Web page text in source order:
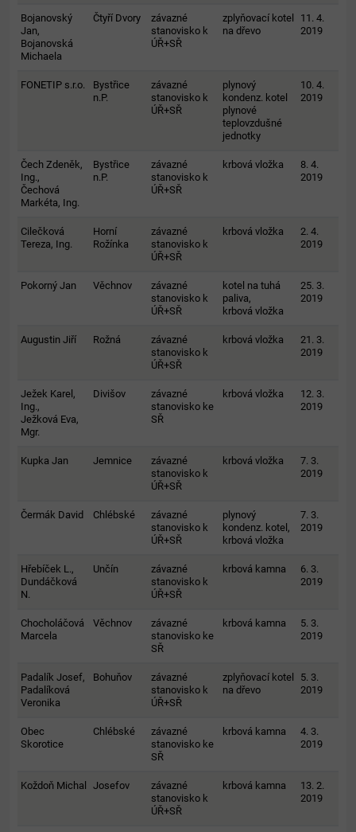
Bojanovský
Jan,
Bojanovská
Michaela
Čtyří Dvory
závazné
stanovisko k
ÚŘ+SŘ
zplyňovací kotel
na dřevo
11. 4.
2019
FONETIP s.r.o.
Bystřice
n.P.
závazné
stanovisko k
ÚŘ+SŘ
plynový
kondenz. kotel
plynové
teplovzdušné
jednotky
10. 4.
2019
Čech Zdeněk,
Ing.,
Čechová
Markéta, Ing.
Bystřice
n.P.
závazné
stanovisko k
ÚŘ+SŘ
krbová vložka
8. 4.
2019
Cilečková
Tereza, Ing.
Horní
Rožínka
závazné
stanovisko k
ÚŘ+SŘ
krbová vložka
2. 4.
2019
Pokorný Jan Věchnov
závazné
stanovisko k
ÚŘ+SŘ
kotel na tuhá
paliva,
krbová vložka
25. 3.
2019
Augustin Jiří Rožná
závazné
stanovisko k
ÚŘ+SŘ
krbová vložka
21. 3.
2019
Ježek Karel,
Ing.,
Ježková Eva,
Mgr.
Divišov
závazné
stanovisko ke
SŘ
krbová vložka
12. 3.
2019
Kupka Jan Jemnice
závazné
stanovisko k
ÚŘ+SŘ
krbová vložka
7. 3.
2019
Čermák David Chlébské
závazné
stanovisko k
ÚŘ+SŘ
plynový
kondenz. kotel,
krbová vložka
7. 3.
2019
Hřebíček L.,
Dundáčková
N.
Unčín
závazné
stanovisko k
ÚŘ+SŘ
krbová kamna
6. 3.
2019
Chocholáčová
Marcela
Věchnov
závazné
stanovisko ke
SŘ
krbová kamna
5. 3.
2019
Padalík Josef,
Padalíková
Veronika
Bohuňov
závazné
stanovisko k
ÚŘ+SŘ
zplyňovací kotel
na dřevo
5. 3.
2019
Obec
Skorotice
Chlébské
závazné
stanovisko ke
SŘ
krbová kamna
4. 3.
2019
Koždoň Michal Josefov
závazné
stanovisko k
ÚŘ+SŘ
krbová kamna
13. 2.
2019